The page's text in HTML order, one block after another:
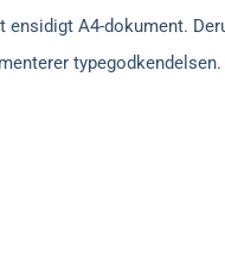
A4-dokument.
typegodkendelsen.